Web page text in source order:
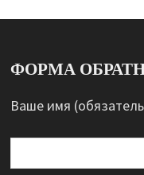
ФОРМА
Ваше имя